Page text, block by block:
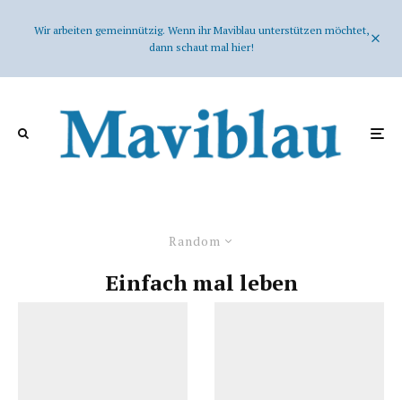
Wir arbeiten gemeinnützig. Wenn ihr Maviblau unterstützen möchtet,
dann schaut mal hier!
Random
Einfach mal leben